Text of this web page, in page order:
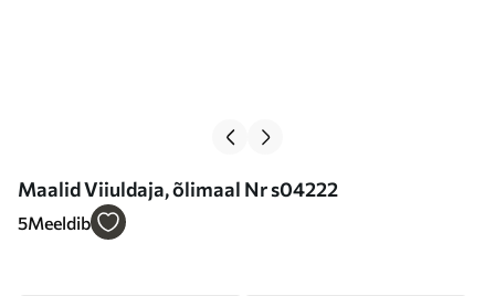
Maalid Viiuldaja, õlimaal Nr s04222
5Meeldib